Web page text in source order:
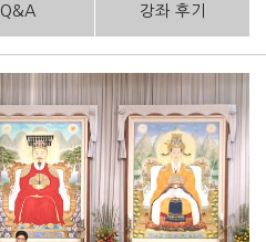
Q&A 강좌 후기